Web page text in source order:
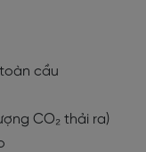
toàn cầu
CO₂ thải ra)